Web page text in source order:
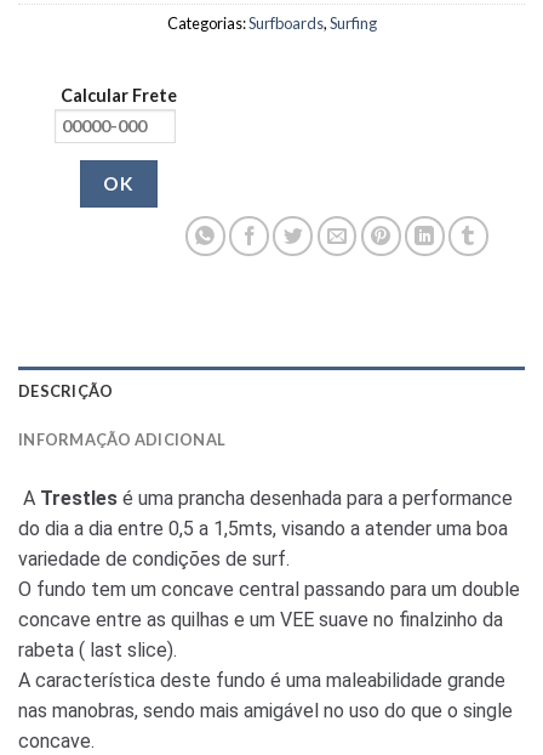
Categorias:Surfboards,Surfing
Calcular Frete
OK
DESCRIÇÃO
INFORMAÇÃO ADICIONAL
A Trestles é uma prancha desenhada para a performance
do dia a dia entre 0,5 a 1,5mts, visando a atender uma boa
variedade de condições de surf.
O fundo tem um concave central passando para um double
concave entre as quilhas e um VEE suave no finalzinho da
rabeta ( last slice).
A característica deste fundo é uma maleabilidade grande
nas manobras, sendo mais amigável no uso do que o single
concave.